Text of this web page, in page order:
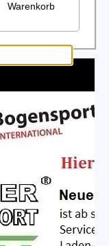
Warenkorb